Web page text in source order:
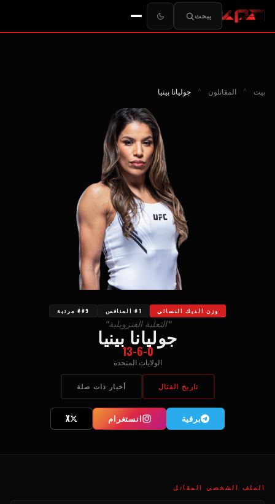
يبحث
بيت ^ المقاتلون ^ جوليانا بينيا
وزن الديك النسائي #1 المنافس ##9 مرتبة
"الثعلبة الفنزويلية"
جوليانا بينيا
13-6-0
الولايات المتحدة
تاريخ القتال أخبار ذات صلة
برقية انستغرام X
الملف الشخصي المقاتل